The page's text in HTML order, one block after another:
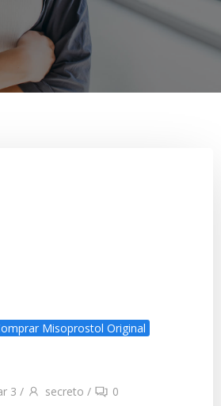
Misoprostol Original
3 / secreto / 0